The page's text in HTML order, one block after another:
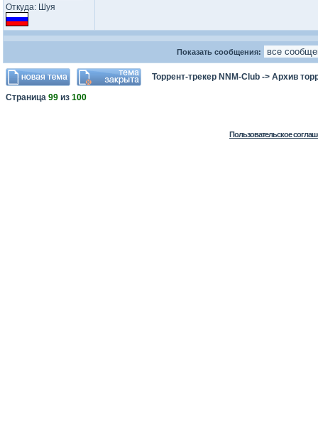
Откуда: Шуя
Показать сообщения:
Торрент-трекер NNM-Club -> Архив
Страница 99 из 100
Пользовательское